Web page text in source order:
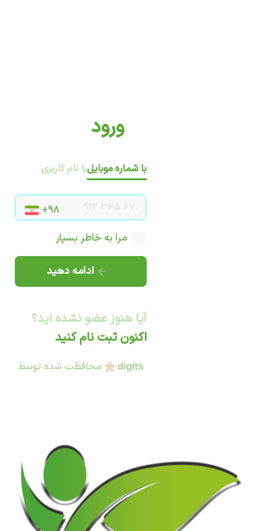
ورود
با شماره موبایلبا نام کاربری
مرا به خاطر بسپار
ادامه دهید
آیا هنوز عضو نشده اید؟
اکنون ثبت نام کنید
محافظت شده توسط